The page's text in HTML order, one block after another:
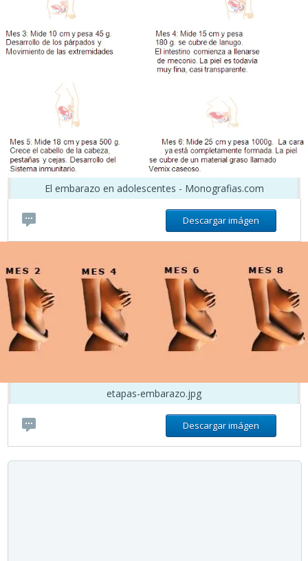
El embarazo en adolescentes - Monografias.com
Descargar imágen
etapas-embarazo.jpg
Descargar imágen